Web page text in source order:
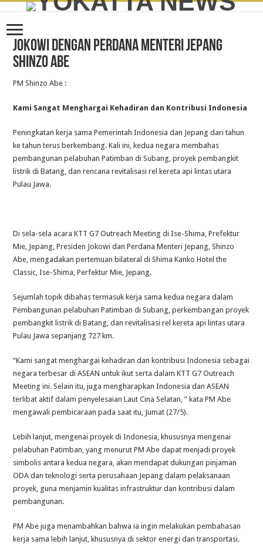
Jokowi dengan Perdana Menteri Jepang
Shinzo Abe
PM Shinzo Abe :
Kami Sangat Menghargai Kehadiran dan Kontribusi Indonesia
Peningkatan kerja sama Pemerintah Indonesia dan Jepang dari tahun
ke tahun terus berkembang. Kali ini, kedua negara membahas
pembangunan pelabuhan Patimban di Subang, proyek pembangkit
listrik di Batang, dan rencana revitalisasi rel kereta api lintas utara
Pulau Jawa.
Di sela-sela acara KTT G7 Outreach Meeting di Ise-Shima, Prefektur
Mie, Jepang, Presiden Jokowi dan Perdana Menteri Jepang, Shinzo
Abe, mengadakan pertemuan bilateral di Shima Kanko Hotel the
Classic, Ise-Shima, Perfektur Mie, Jepang.
Sejumlah topik dibahas termasuk kerja sama kedua negara dalam
Pembangunan pelabuhan Patimban di Subang, perkembangan proyek
pembangkit listrik di Batang, dan revitalisasi rel kereta api lintas utara
Pulau Jawa sepanjang 727 km.
“Kami sangat menghargai kehadiran dan kontribusi Indonesia sebagai
negara terbesar di ASEAN untuk ikut serta dalam KTT G7 Outreach
Meeting ini. Selain itu, juga mengharapkan Indonesia dan ASEAN
terlibat aktif dalam penyelesaian Laut Cina Selatan, ” kata PM Abe
mengawali pembicaraan pada saat itu, Jumat (27/5).
Lebih lanjut, mengenai proyek di Indonesia, khususnya mengenai
pelabuhan Patimban, yang menurut PM Abe dapat menjadi proyek
simbolis antara kedua negara, akan mendapat dukungan pinjaman
ODA dan teknologi serta perusahaan Jepang dalam pelaksanaan
proyek, guna menjamin kualitas infrastruktur dan kontribusi dalam
pembangunan.
PM Abe juga menambahkan bahwa ia ingin melakukan pembahasan
kerja sama lebih lanjut, khususnya di sektor energi dan transportasi.